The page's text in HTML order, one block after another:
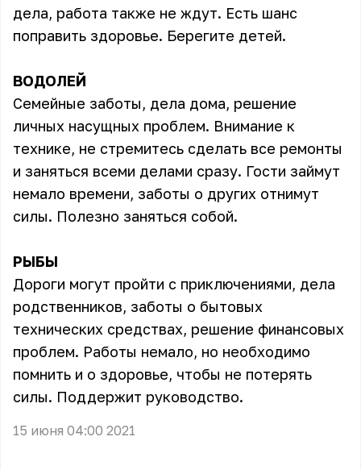
дела, работа также не ждут. Есть шанс
поправить здоровье. Берегите детей.
ВОДОЛЕЙ
Семейные заботы, дела дома, решение
личных насущных проблем. Внимание к
технике, не стремитесь сделать все ремонты
и заняться всеми делами сразу. Гости займут
немало времени, заботы о других отнимут
силы. Полезно заняться собой.
РЫБЫ
Дороги могут пройти с приключениями, дела
родственников, заботы о бытовых
технических средствах, решение финансовых
проблем. Работы немало, но необходимо
помнить и о здоровье, чтобы не потерять
силы. Поддержит руководство.
15 июня 04:00 2021